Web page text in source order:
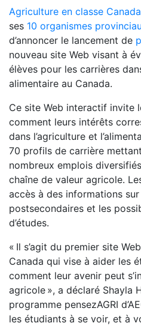
Agriculture en classe
ses 10 organismes
d’annoncer le lancement de
nouveau site Web visant à
élèves pour les carrières
alimentaire au Canada.
Ce site Web interactif invite
comment leurs intérêts
dans l’agriculture et
70 profils de carrière
nombreux emplois
chaîne de valeur agricole.
accès à des informations
postsecondaires et les
d’études.
« Il s’agit du premier site
Canada qui vise à aider les
comment leur avenir peut
agricole », a déclaré Shayla
programme pensezAGRI
les étudiants à se voir, et à